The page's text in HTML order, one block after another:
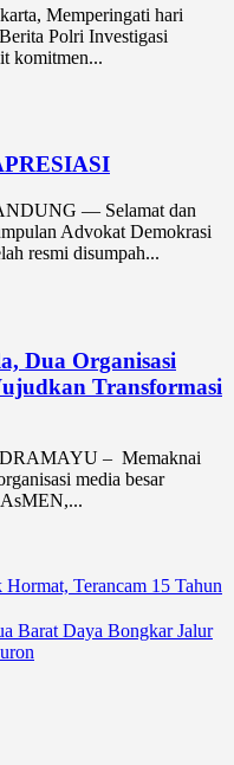
Memperingati hari
Polri Investigasi
komitmen...
— Selamat dan
Advokat Demokrasi
resmi disumpah...
Dua Organisasi
Transformasi
– Memaknai
media besar
AsMEN,...
Terancam 15 Tahun
Barat Daya Bongkar Jalur